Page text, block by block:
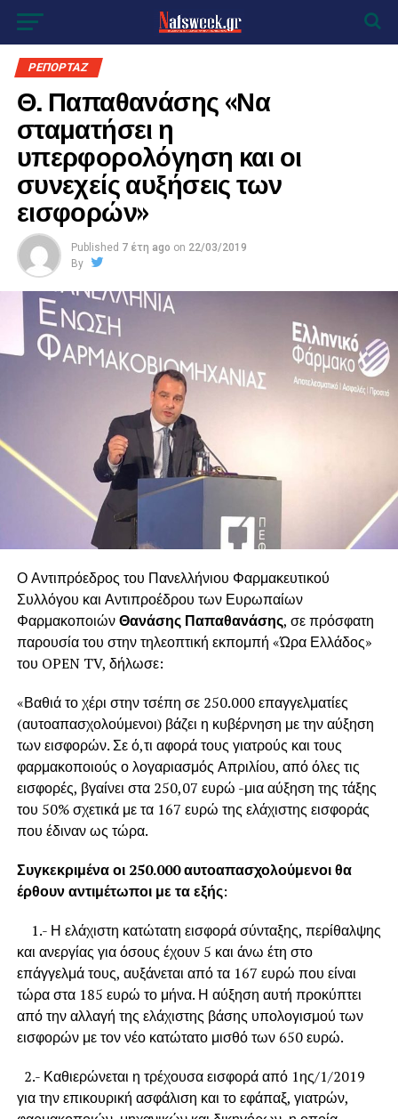
ΡΕΠΟΡΤΑΖ
Θ. Παπαθανάσης «Να
σταματήσει η
υπερφορολόγηση και οι
συνεχείς αυξήσεις των
εισφορών»
Published 7 έτη ago on 22/03/2019
By
Ο Αντιπρόεδρος του Πανελλήνιου Φαρμακευτικού
Συλλόγου και Αντιπροέδρου των Ευρωπαίων
ΦαρμακοποιώνΘανάσης Παπαθανάσης, σε πρόσφατη
παρουσία του στην τηλεοπτική εκπομπή «Ώρα Ελλάδος»
του OPEN TV, δήλωσε:
«Βαθιά το χέρι στην τσέπη σε 250.000 επαγγελματίες
(αυτοαπασχολούμενοι) βάζει η κυβέρνηση με την αύξηση
των εισφορών. Σε ό,τι αφορά τους γιατρούς και τους
φαρμακοποιούς ο λογαριασμός Απριλίου, από όλες τις
εισφορές, βγαίνει στα 250,07 ευρώ -μια αύξηση της τάξης
του 50% σχετικά με τα 167 ευρώ της ελάχιστης εισφοράς
που έδιναν ως τώρα.
Συγκεκριμένα οι 250.000 αυτοαπασχολούμενοι θα
έρθουν αντιμέτωποι με τα εξής:
1.- Η ελάχιστη κατώτατη εισφορά σύνταξης, περίθαλψης
και ανεργίας για όσους έχουν 5 και άνω έτη στο
επάγγελμά τους, αυξάνεται από τα 167 ευρώ που είναι
τώρα στα 185 ευρώ το μήνα. Η αύξηση αυτή προκύπτει
από την αλλαγή της ελάχιστης βάσης υπολογισμού των
εισφορών με τον νέο κατώτατο μισθό των 650 ευρώ.
2.- Καθιερώνεται η τρέχουσα εισφορά από 1ης/1/2019
για την επικουρική ασφάλιση και το εφάπαξ, γιατρών,